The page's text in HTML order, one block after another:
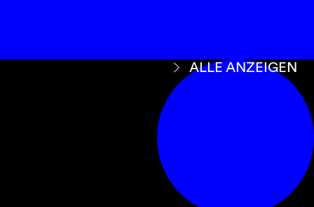
ALLE ANZEIGEN